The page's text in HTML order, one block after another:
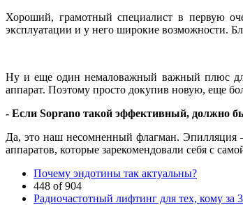
Хороший, грамотный специалист в первую
эксплуатации и у него широкие возможности.
Ну и еще один немаловажный важный плюс для
аппарат. Поэтому просто докупив новую, еще
- Если Soprano такой эффективный, должно
Да, это наш несомненный флагман. Эпилляция
аппаратов, которые зарекомендовали себя с
Почему эндотины так актуальны?
448 of 904
Радиочастотный лифтинг для тех, кому за